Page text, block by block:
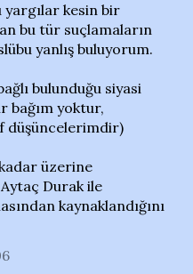
yargılar kesin bir
bu tür suçlamaların
yanlış buluyorum.
bulunduğu siyasi
bağım yoktur,
düşüncelerimdir)
üzerine
Durak ile
kaynaklandığını